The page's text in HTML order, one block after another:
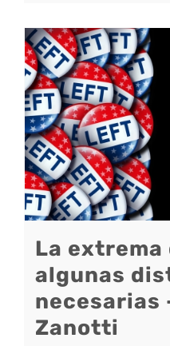
La extrema
algunas
necesarias
Zanotti